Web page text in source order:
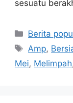
sesuatu
Kategori
Berita
Tag
Amp,
Mei, Melimpah